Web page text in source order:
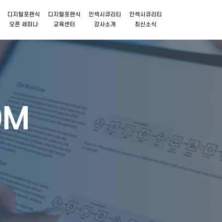
디지털포렌식
오픈 세미나
디지털포렌식
교육센터
인섹시큐리티
강사소개
인섹시큐리티
최신소식